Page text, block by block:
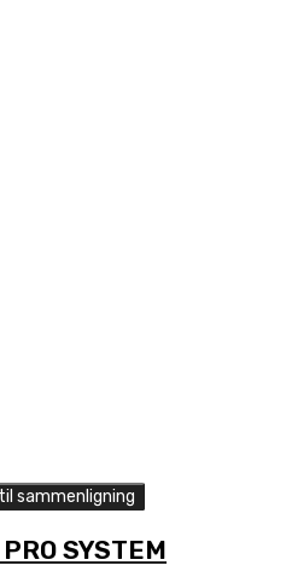
sammenligning
SYSTEM